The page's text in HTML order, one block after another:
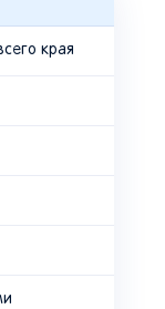
края